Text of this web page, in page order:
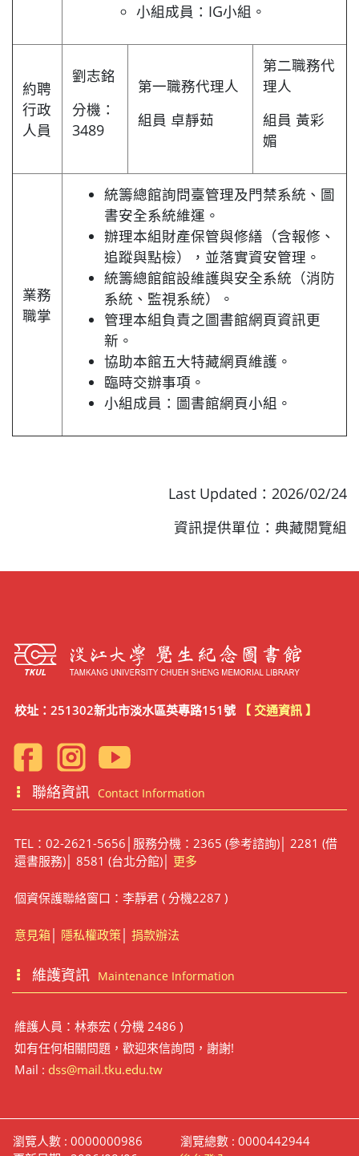
小組成員：IG小組。
約聘
行政
人員
劉志銘
分機：
3489
第一職務代理人
組員 卓靜茹
第二職務代
理人
組員 黃彩
媚
業務
職掌
統籌總館詢問臺管理及門禁系統、圖
書安全系統維運。
辦理本組財產保管與修繕（含報修、
追蹤與點檢），並落實資安管理。
統籌總館館設維護與安全系統（消防
系統、監視系統）。
管理本組負責之圖書館網頁資訊更
新。
協助本館五大特藏網頁維護。
臨時交辦事項。
小組成員：圖書館網頁小組。
Last Updated：2026/02/24
資訊提供單位：典藏閱覽組
校址：251302新北市淡水區英專路151號 【 交通資訊 】
聯絡資訊 Contact Information
TEL：02-2621-5656│服務分機：2365 (參考諮詢)│ 2281 (借
還書服務)│ 8581 (台北分館)│ 更多
個資保護聯絡窗口：李靜君 ( 分機2287 )
意見箱│ 隱私權政策│ 捐款辦法
維護資訊 Maintenance Information
維護人員：林泰宏 ( 分機 2486 )
如有任何相關問題，歡迎來信詢問，謝謝!
Mail : dss@mail.tku.edu.tw
瀏覽人數 : 0000000986
瀏覽總數 : 0000442944